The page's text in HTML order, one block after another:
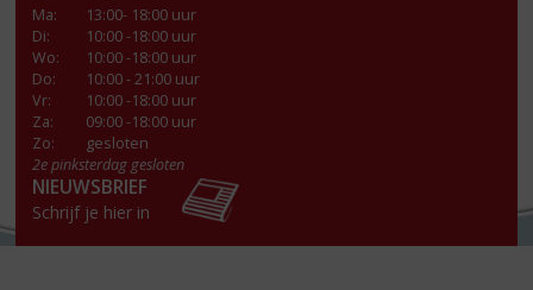
Ma:
13:00- 18:00 uur
Di:
10:00 -18:00 uur
Wo:
10:00 -18:00 uur
Do:
10:00 - 21:00 uur
Vr:
10:00 -18:00 uur
Za:
09:00 -18:00 uur
Zo:
gesloten
2e pinksterdag gesloten
NIEUWSBRIEF
Schrijf je hier in